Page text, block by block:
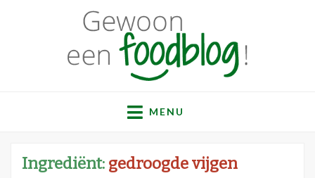
Gewoon een
foodblog!
recepten
MENU
Ingrediënt: gedroogde vijgen